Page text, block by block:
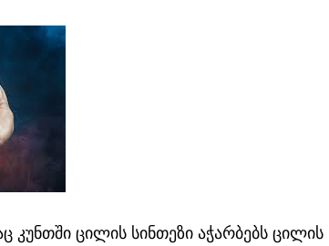
ცილის სინთეზი აჭარბებს ცილის